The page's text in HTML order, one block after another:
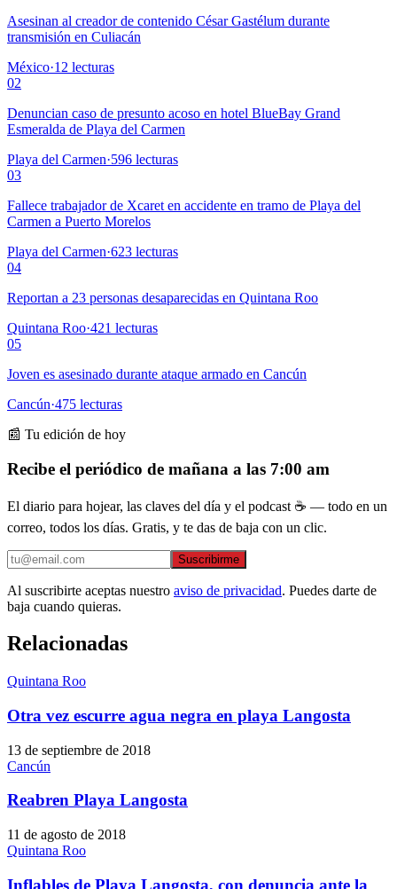
Asesinan al creador de contenido César Gastélum durante
transmisión en Culiacán
México·12 lecturas
02
Denuncian caso de presunto acoso en hotel BlueBay Grand
Esmeralda de Playa del Carmen
Playa del Carmen·596 lecturas
03
Fallece trabajador de Xcaret en accidente en tramo de Playa del
Carmen a Puerto Morelos
Playa del Carmen·623 lecturas
04
Reportan a 23 personas desaparecidas en Quintana Roo
Quintana Roo·421 lecturas
05
Joven es asesinado durante ataque armado en Cancún
Cancún·475 lecturas
📰 Tu edición de hoy
Recibe el periódico de mañana a las 7:00 am
El diario para hojear, las claves del día y el podcast ☕ — todo en un
correo, todos los días. Gratis, y te das de baja con un clic.
Suscribirme
Al suscribirte aceptas nuestro aviso de privacidad. Puedes darte de
baja cuando quieras.
Relacionadas
Quintana Roo
Otra vez escurre agua negra en playa Langosta
13 de septiembre de 2018
Cancún
Reabren Playa Langosta
11 de agosto de 2018
Quintana Roo
Inflables de Playa Langosta, con denuncia ante la